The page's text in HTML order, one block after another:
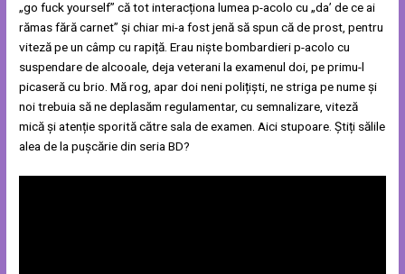
„go fuck yourself” că tot interacționa lumea p-acolo cu „da’ de ce ai
rămas fără carnet” și chiar mi-a fost jenă să spun că de prost, pentru
viteză pe un câmp cu rapiță. Erau niște bombardieri p-acolo cu
suspendare de alcooale, deja veterani la examenul doi, pe primu-l
picaseră cu brio. Mă rog, apar doi neni polițiști, ne striga pe nume și
noi trebuia să ne deplasăm regulamentar, cu semnalizare, viteză
mică și atenție sporită către sala de examen. Aici stupoare. Știți sălile
alea de la pușcărie din seria BD?